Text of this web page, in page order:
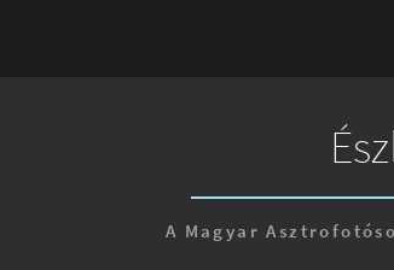
A Magyar